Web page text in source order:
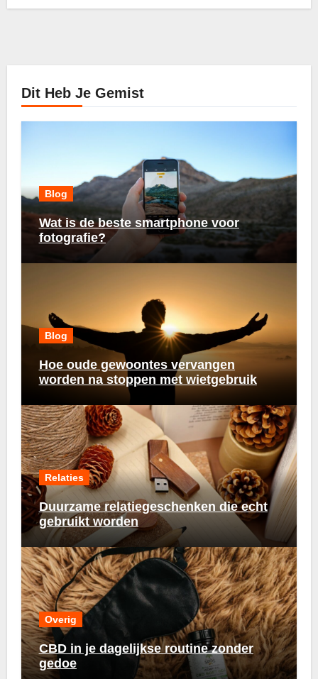
Dit Heb Je Gemist
Blog
Wat is de beste smartphone voor
fotografie?
Blog
Hoe oude gewoontes vervangen
worden na stoppen met wietgebruik
Relaties
Duurzame relatiegeschenken die echt
gebruikt worden
Overig
CBD in je dagelijkse routine zonder
gedoe